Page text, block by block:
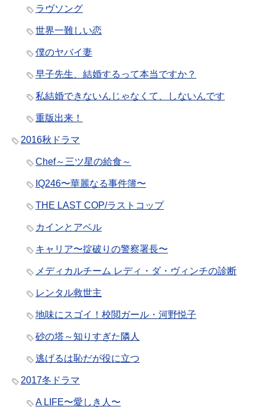
ラヴソング
世界一難しい恋
僕のヤバイ妻
早子先生、結婚するって本当ですか？
私結婚できないんじゃなくて、しないんです
重版出来！
2016秋ドラマ
Chef～三ツ星の給食～
IQ246〜華麗なる事件簿〜
THE LAST COP/ラストコップ
カインとアベル
キャリア〜掟破りの警察署長〜
メディカルチーム レディ・ダ・ヴィンチの診断
レンタル救世主
地味にスゴイ！校閲ガール・河野悦子
砂の塔～知りすぎた隣人
逃げるは恥だが役に立つ
2017冬ドラマ
A LIFE〜愛しき人〜